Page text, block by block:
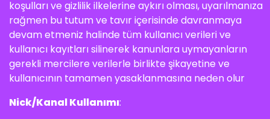
koşulları ve gizlilik ilkelerine aykırı olması, uyarılmanıza
rağmen bu tutum ve tavır içerisinde davranmaya
devam etmeniz halinde tüm kullanıcı verileri ve
kullanıcı kayıtları silinerek kanunlara uymayanların
gerekli mercilere verilerle birlikte şikayetine ve
kullanıcının tamamen yasaklanmasına neden olur
Nick/Kanal Kullanımı: